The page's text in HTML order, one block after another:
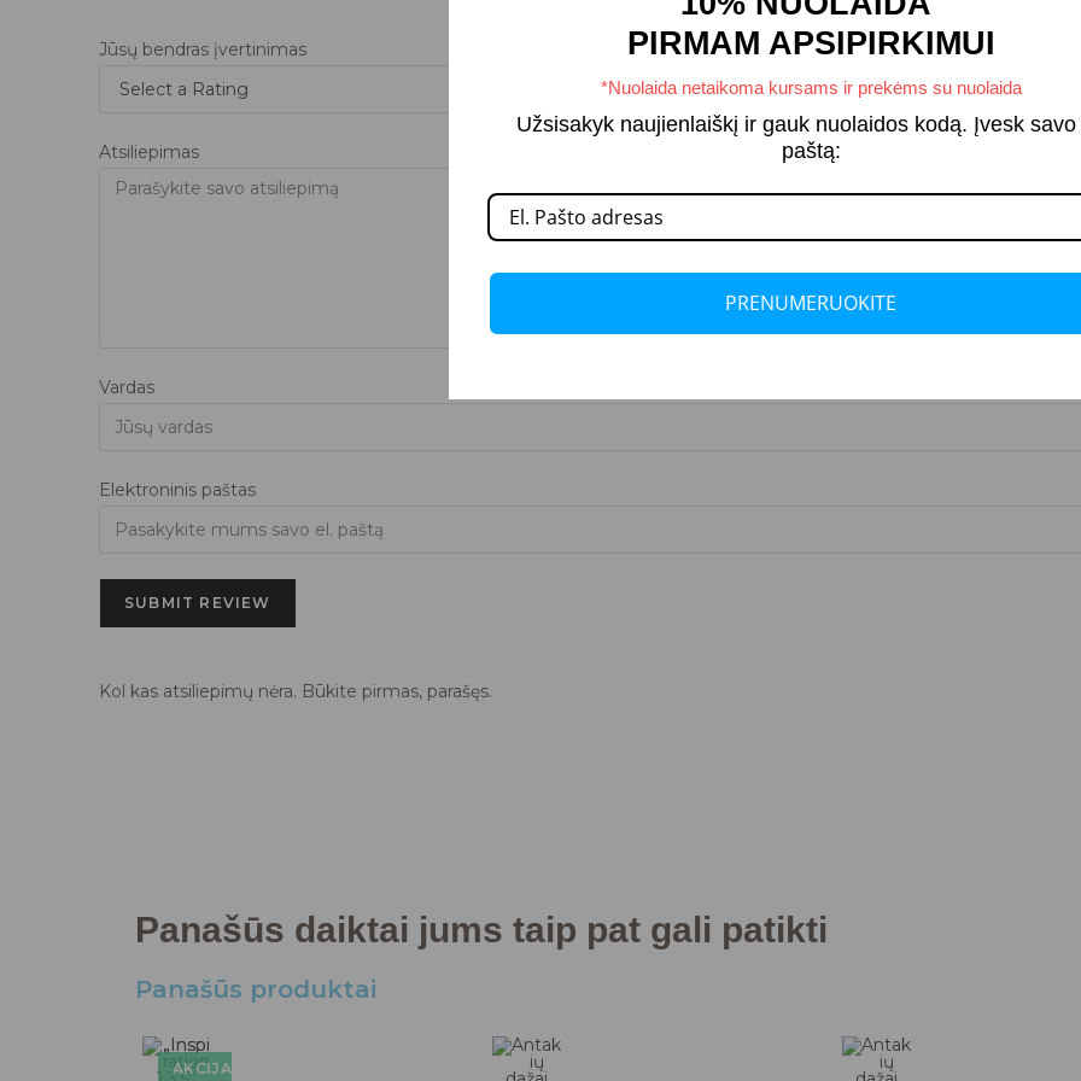
Jūsų bendras įvertinimas
Atsiliepimas
Vardas
Elektroninis paštas
SUBMIT REVIEW
Kol kas atsiliepimų nėra. Būkite pirmas, parašęs.
Panašūs daiktai jums taip pat gali patikti
Panašūs produktai
AKCIJA!
PIRMAM APSIPIRKIMUI
*Nuolaida netaikoma kursams ir prekėms su nuolaida
Užsisakyk naujienlaiškį ir gauk nuolaidos kodą. Įvesk savo
paštą:
PRENUMERUOKITE